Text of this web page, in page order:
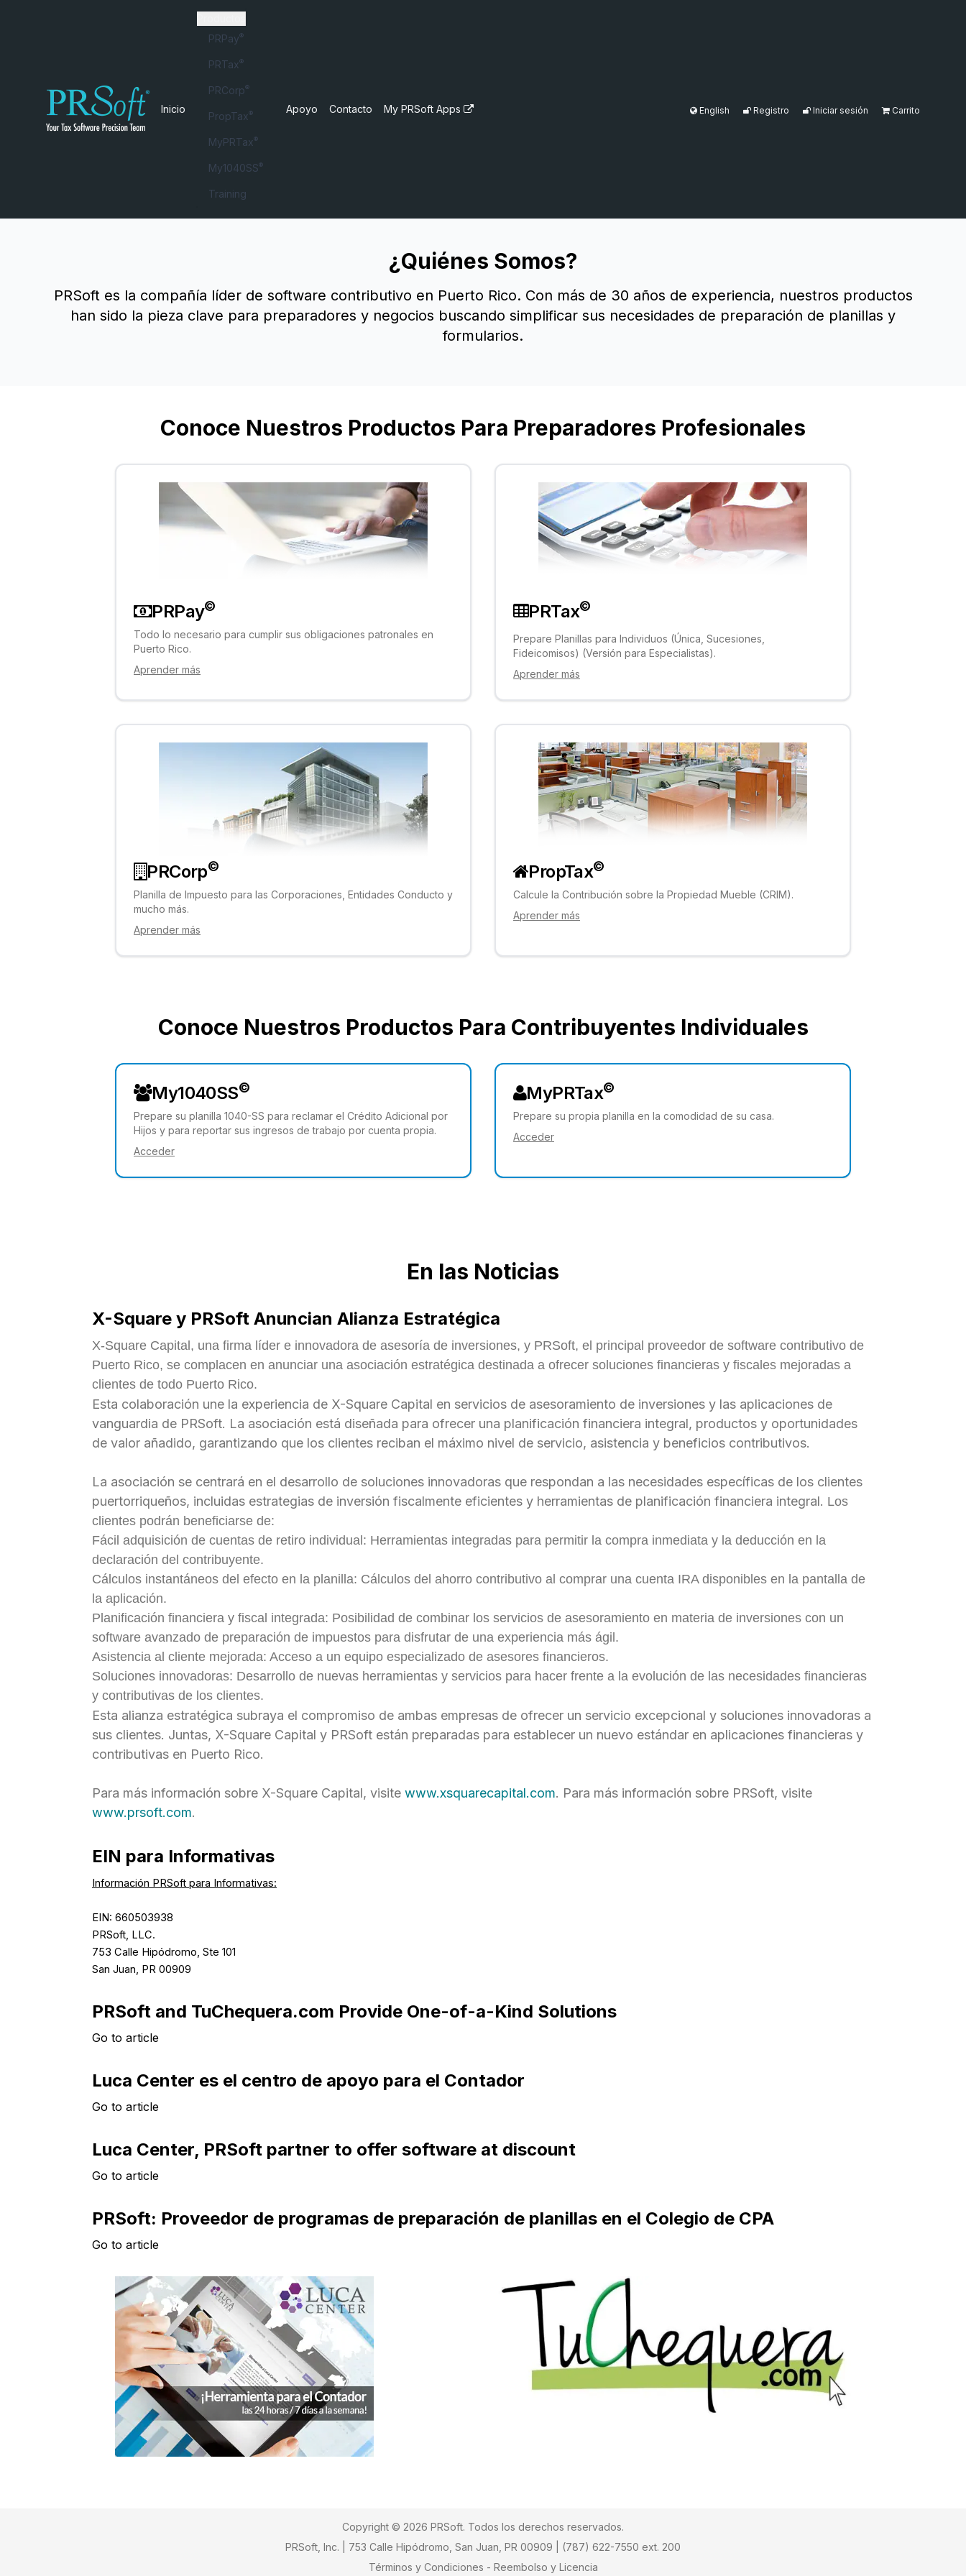
Inicio
PRPay®
PRTax®
PRCorp®
PropTax®
MyPRTax®
My1040SS®
Training
Apoyo Contacto My PRSoft Apps English Registro Iniciar sesión Carrito
¿Quiénes Somos?
PRSoft es la compañía líder de software contributivo en Puerto Rico. Con más de 30 años de experiencia, nuestros productos
han sido la pieza clave para preparadores y negocios buscando simplificar sus necesidades de preparación de planillas y
formularios.
Conoce Nuestros Productos Para Preparadores Profesionales
PRPay©
Todo lo necesario para cumplir sus obligaciones patronales en
Puerto Rico.
Aprender más
PRTax©
Prepare Planillas para Individuos (Única, Sucesiones,
Fideicomisos) (Versión para Especialistas).
Aprender más
PRCorp©
Planilla de Impuesto para las Corporaciones, Entidades Conducto y
mucho más.
Aprender más
PropTax©
Calcule la Contribución sobre la Propiedad Mueble (CRIM).
Aprender más
Conoce Nuestros Productos Para Contribuyentes Individuales
My1040SS©
Prepare su planilla 1040-SS para reclamar el Crédito Adicional por
Hijos y para reportar sus ingresos de trabajo por cuenta propia.
Acceder
MyPRTax©
Prepare su propia planilla en la comodidad de su casa.
Acceder
En las Noticias
X-Square y PRSoft Anuncian Alianza Estratégica
X-Square Capital, una firma líder e innovadora de asesoría de inversiones, y PRSoft, el principal proveedor de software contributivo de
Puerto Rico, se complacen en anunciar una asociación estratégica destinada a ofrecer soluciones financieras y fiscales mejoradas a
clientes de todo Puerto Rico.
Esta colaboración une la experiencia de X-Square Capital en servicios de asesoramiento de inversiones y las aplicaciones de
vanguardia de PRSoft. La asociación está diseñada para ofrecer una planificación financiera integral, productos y oportunidades
de valor añadido, garantizando que los clientes reciban el máximo nivel de servicio, asistencia y beneficios contributivos.
La asociación se centrará en el desarrollo de soluciones innovadoras que respondan a las necesidades específicas de los clientes
puertorriqueños, incluidas estrategias de inversión fiscalmente eficientes y herramientas de planificación financiera integral. Los
clientes podrán beneficiarse de:
Fácil adquisición de cuentas de retiro individual: Herramientas integradas para permitir la compra inmediata y la deducción en la
declaración del contribuyente.
Cálculos instantáneos del efecto en la planilla: Cálculos del ahorro contributivo al comprar una cuenta IRA disponibles en la pantalla de
la aplicación.
Planificación financiera y fiscal integrada: Posibilidad de combinar los servicios de asesoramiento en materia de inversiones con un
software avanzado de preparación de impuestos para disfrutar de una experiencia más ágil.
Asistencia al cliente mejorada: Acceso a un equipo especializado de asesores financieros.
Soluciones innovadoras: Desarrollo de nuevas herramientas y servicios para hacer frente a la evolución de las necesidades financieras
y contributivas de los clientes.
Esta alianza estratégica subraya el compromiso de ambas empresas de ofrecer un servicio excepcional y soluciones innovadoras a
sus clientes. Juntas, X-Square Capital y PRSoft están preparadas para establecer un nuevo estándar en aplicaciones financieras y
contributivas en Puerto Rico.
Para más información sobre X-Square Capital, visite www.xsquarecapital.com. Para más información sobre PRSoft, visite
www.prsoft.com.
EIN para Informativas
Información PRSoft para Informativas:
EIN: 660503938
PRSoft, LLC.
753 Calle Hipódromo, Ste 101
San Juan, PR 00909
PRSoft and TuChequera.com Provide One-of-a-Kind Solutions
Go to article
Luca Center es el centro de apoyo para el Contador
Go to article
Luca Center, PRSoft partner to offer software at discount
Go to article
PRSoft: Proveedor de programas de preparación de planillas en el Colegio de CPA
Go to article
Copyright © 2026 PRSoft. Todos los derechos reservados.
PRSoft, Inc. | 753 Calle Hipódromo, San Juan, PR 00909 | (787) 622-7550 ext. 200
Términos y Condiciones - Reembolso y Licencia